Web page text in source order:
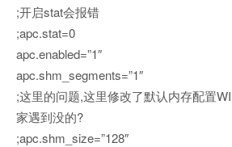
;开启stat会报错
;apc.stat=0
apc.enabled=”1″
apc.shm_segments=”1″
;这里的问题,这里修改了默认内存配置
家遇到没的?
;apc.shm_size=”128″